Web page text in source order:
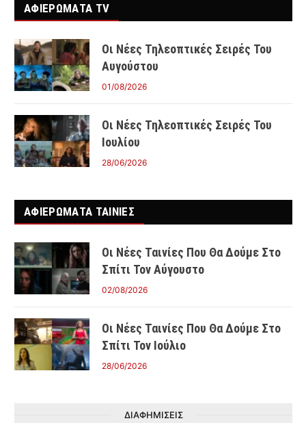
ΑΦΙΕΡΩΜΑΤΑ TV
Οι Νέες Τηλεοπτικές Σειρές Του
Αυγούστου
01/08/2026
Οι Νέες Τηλεοπτικές Σειρές Του
Ιουλίου
28/06/2026
ΑΦΙΕΡΩΜΑΤΑ ΤΑΙΝΊΕΣ
Οι Νέες Ταινίες Που Θα Δούμε Στο
Σπίτι Τον Αύγουστο
02/08/2026
Οι Νέες Ταινίες Που Θα Δούμε Στο
Σπίτι Τον Ιούλιο
28/06/2026
ΔΙΑΦΗΜΙΣΕΙΣ